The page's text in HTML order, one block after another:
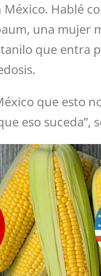
México. Hablé
una mujer
que entra
que esto
eso suceda”,